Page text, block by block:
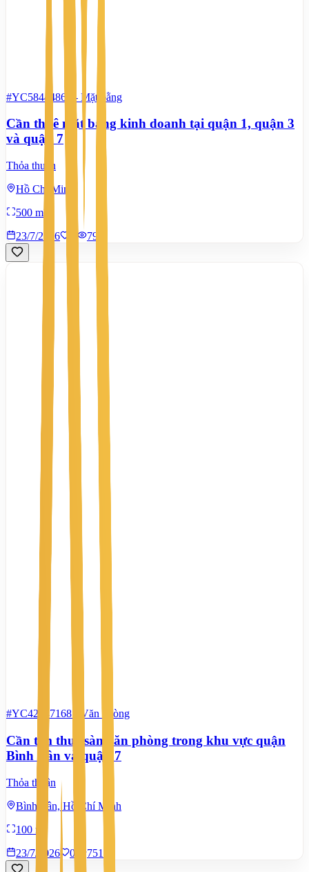
#YC58444862 - Mặt bằng
Cần thuê mặt bằng kinh doanh tại quận 1, quận 3
và quận 7
Thỏa thuận
Hồ Chí Minh
500 m²
23/7/2026
797
#YC42847168 Văn phòng
Cần tìm thuê sàn văn phòng trong khu vực quận
Bình Tân và quận 7
Thỏa thuận
Bình Tân, Hồ Chí Minh
100 m²
23/7/2026
0 751